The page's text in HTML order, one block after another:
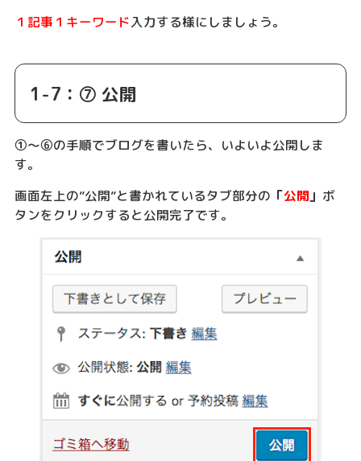
１記事１キーワード入力する様にしましょう。
1-7：⑦ 公開
①〜⑥の手順でブログを書いたら、いよいよ公開しま
す。
画面左上の”公開”と書かれているタブ部分の 「公開 」 ボ
タンをクリックすると公開完了です。